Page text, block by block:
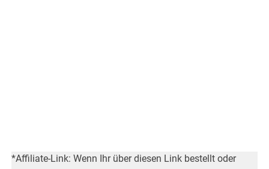
*Affiliate-Link: Wenn Ihr über diesen Link bestellt oder